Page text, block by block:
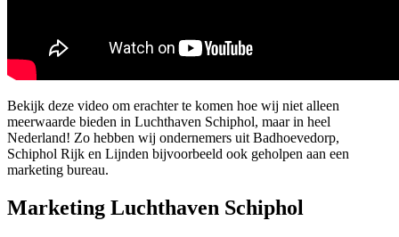
Bekijk deze video om erachter te komen hoe wij niet alleen
meerwaarde bieden in Luchthaven Schiphol, maar in heel
Nederland! Zo hebben wij ondernemers uit Badhoevedorp,
Schiphol Rijk en Lijnden bijvoorbeeld ook geholpen aan een
marketing bureau.
Marketing Luchthaven Schiphol